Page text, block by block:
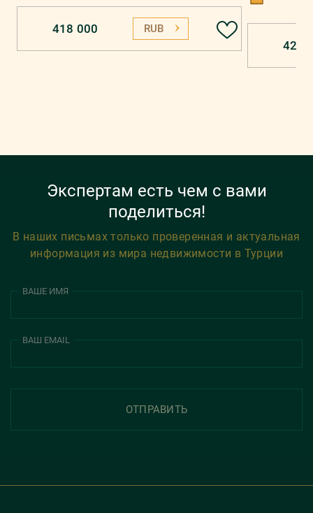
418 000 RUB
423
Экспертам есть чем с вами
поделиться!
В наших письмах только проверенная и актуальная
информация из мира недвижимости в Турции
ВАШЕ ИМЯ
ВАШ EMAIL
ОТПРАВИТЬ